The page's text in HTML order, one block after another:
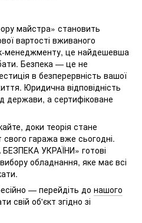
майстра» становить
вартості вживаного
менеджменту, це найдешевша
Безпека — це не
в безперервність вашої
Юридична відповідність
держави, а сертифіковане
доки теорія стане
гаража вже сьогодні.
УКРАЇНИ» готові
обладнання, яке має всі
— перейдіть до нашого
свій об'єкт згідно зі